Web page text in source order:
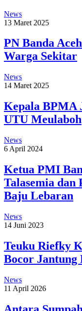
News
13 Maret 2025
PN Banda
Warga Sekitar
News
14 Maret 2025
Kepala BPMA
UTU Meulaboh
News
6 April 2024
Ketua PMI
Talasemia dan
Baju Lebaran
News
14 Juni 2023
Teuku Riefky
Bocor Jantung
News
11 April 2026